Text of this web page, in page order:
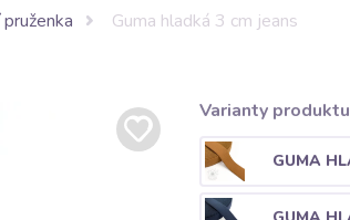
Guma hladká 3 cm jeans
Varianty produktu
GUMA